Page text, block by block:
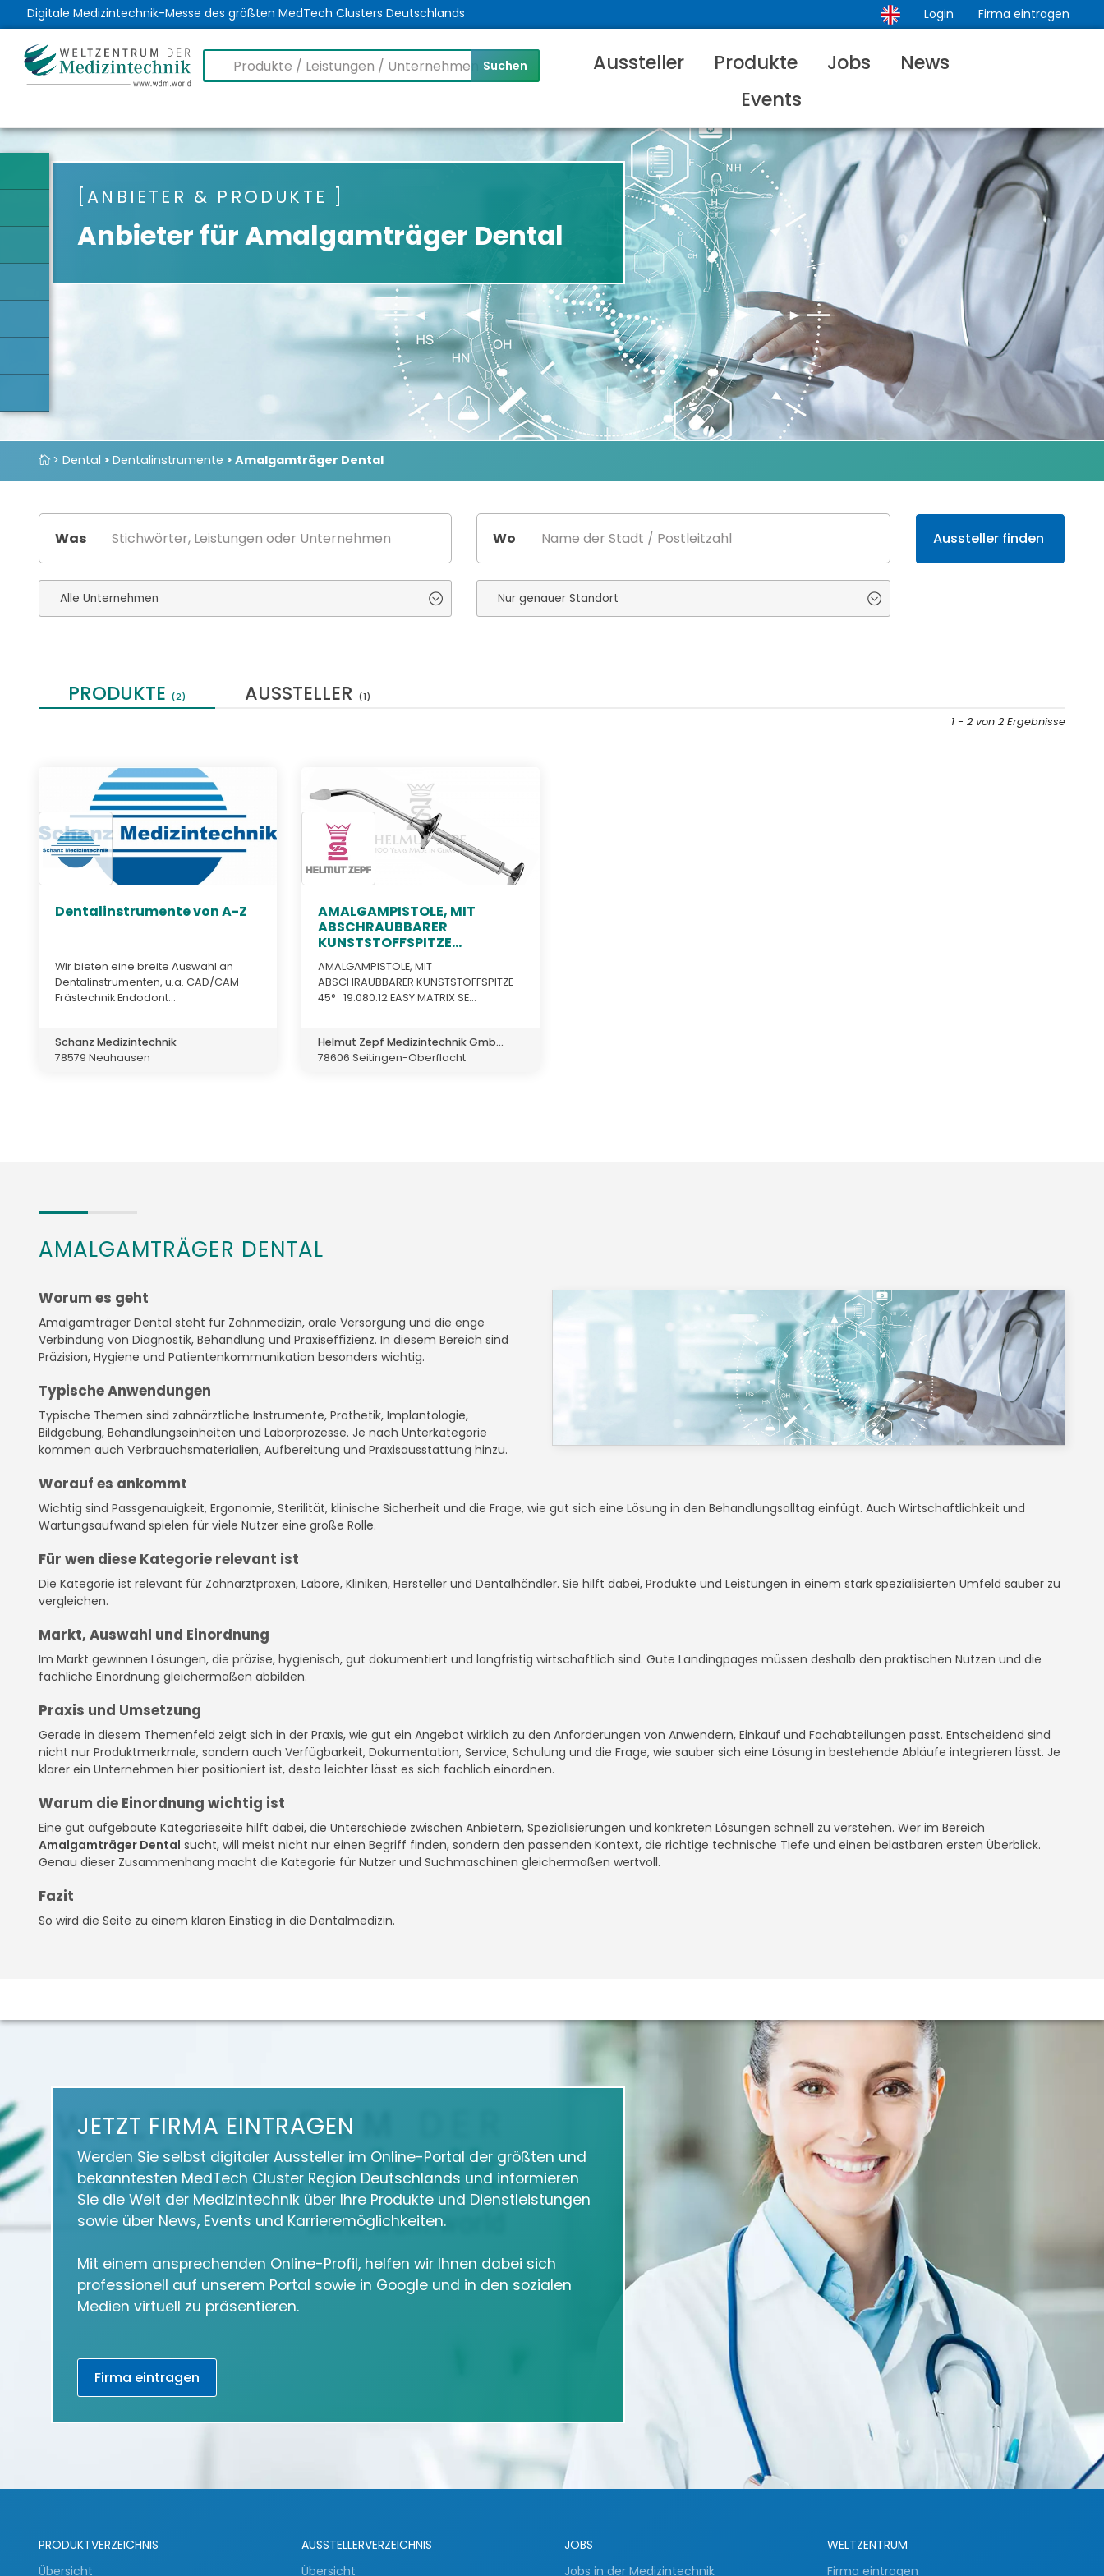
Digitale Medizintechnik-Messe des größten MedTech Clusters Deutschlands Login Firma eintragen
Aussteller Produkte Jobs
News
Events
ANBIETER & PRODUKTE
Anbieter für Amalgamträger Dental
> Dental > Dentalinstrumente > Amalgamträger Dental
Was Wo
PRODUKTE (2) AUSSTELLER (1)
1 - 2 von 2 Ergebnisse
Dentalinstrumente von A-Z
Wir bieten eine breite Auswahl an
Dentalinstrumenten, u.a. CAD/CAM
Frästechnik Endodont...
Schanz Medizintechnik
78579 Neuhausen
AMALGAMPISTOLE, MIT
ABSCHRAUBBARER
KUNSTSTOFFSPITZE...
AMALGAMPISTOLE, MIT
ABSCHRAUBBARER KUNSTSTOFFSPITZE
45° 19.080.12 EASY MATRIX SE...
Helmut Zepf Medizintechnik Gmb...
78606 Seitingen-Oberflacht
AMALGAMTRÄGER DENTAL
Worum es geht
Amalgamträger Dental steht für Zahnmedizin, orale Versorgung und die enge
Verbindung von Diagnostik, Behandlung und Praxiseffizienz. In diesem Bereich sind
Präzision, Hygiene und Patientenkommunikation besonders wichtig.
Typische Anwendungen
Typische Themen sind zahnärztliche Instrumente, Prothetik, Implantologie,
Bildgebung, Behandlungseinheiten und Laborprozesse. Je nach Unterkategorie
kommen auch Verbrauchsmaterialien, Aufbereitung und Praxisausstattung hinzu.
Worauf es ankommt
Wichtig sind Passgenauigkeit, Ergonomie, Sterilität, klinische Sicherheit und die Frage, wie gut sich eine Lösung in den Behandlungsalltag einfügt. Auch Wirtschaftlichkeit und
Wartungsaufwand spielen für viele Nutzer eine große Rolle.
Für wen diese Kategorie relevant ist
Die Kategorie ist relevant für Zahnarztpraxen, Labore, Kliniken, Hersteller und Dentalhändler. Sie hilft dabei, Produkte und Leistungen in einem stark spezialisierten Umfeld sauber zu
vergleichen.
Markt, Auswahl und Einordnung
Im Markt gewinnen Lösungen, die präzise, hygienisch, gut dokumentiert und langfristig wirtschaftlich sind. Gute Landingpages müssen deshalb den praktischen Nutzen und die
fachliche Einordnung gleichermaßen abbilden.
Praxis und Umsetzung
Gerade in diesem Themenfeld zeigt sich in der Praxis, wie gut ein Angebot wirklich zu den Anforderungen von Anwendern, Einkauf und Fachabteilungen passt. Entscheidend sind
nicht nur Produktmerkmale, sondern auch Verfügbarkeit, Dokumentation, Service, Schulung und die Frage, wie sauber sich eine Lösung in bestehende Abläufe integrieren lässt. Je
klarer ein Unternehmen hier positioniert ist, desto leichter lässt es sich fachlich einordnen.
Warum die Einordnung wichtig ist
Eine gut aufgebaute Kategorieseite hilft dabei, die Unterschiede zwischen Anbietern, Spezialisierungen und konkreten Lösungen schnell zu verstehen. Wer im Bereich
Amalgamträger Dental sucht, will meist nicht nur einen Begriff finden, sondern den passenden Kontext, die richtige technische Tiefe und einen belastbaren ersten Überblick.
Genau dieser Zusammenhang macht die Kategorie für Nutzer und Suchmaschinen gleichermaßen wertvoll.
Fazit
So wird die Seite zu einem klaren Einstieg in die Dentalmedizin.
JETZT FIRMA EINTRAGEN
Werden Sie selbst digitaler Aussteller im Online-Portal der größten und
bekanntesten MedTech Cluster Region Deutschlands und informieren
Sie die Welt der Medizintechnik über Ihre Produkte und Dienstleistungen
sowie über News, Events und Karrieremöglichkeiten.
Mit einem ansprechenden Online-Profil, helfen wir Ihnen dabei sich
professionell auf unserem Portal sowie in Google und in den sozialen
Medien virtuell zu präsentieren.
Firma eintragen
PRODUKTVERZEICHNIS
Übersicht
AUSSTELLERVERZEICHNIS
Übersicht
JOBS
Jobs in der Medizintechnik
WELTZENTRUM
Firma eintragen